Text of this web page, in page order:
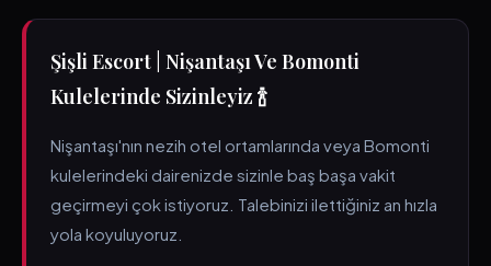
Şişli Escort | Nişantaşı Ve Bomonti
Kulelerinde Sizinleyiz 🍾
Nişantaşı'nın nezih otel ortamlarında veya Bomonti
kulelerindeki dairenizde sizinle baş başa vakit
geçirmeyi çok istiyoruz. Talebinizi ilettiğiniz an hızla
yola koyuluyoruz.